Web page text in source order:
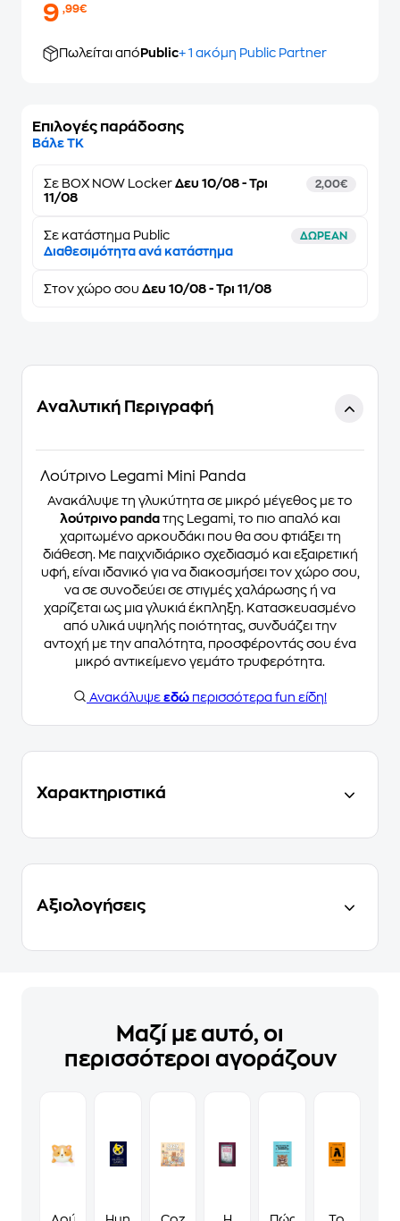
9,99€
Πωλείται από Public+ 1 ακόμη Public Partner
Επιλογές παράδοσης
Βάλε ΤΚ
Σε BOX NOW Locker Δευ 10/08 - Τρι
11/08
2,00€
Σε κατάστημα Public ΔΩΡΕΑΝ
Διαθεσιμότητα ανά κατάστημα
Στον χώρο σου Δευ 10/08 - Τρι 11/08
Αναλυτική Περιγραφή
Λούτρινο Legami Mini Panda
Ανακάλυψε τη γλυκύτητα σε μικρό μέγεθος με το
λούτρινο panda της Legami, το πιο απαλό και
χαριτωμένο αρκουδάκι που θα σου φτιάξει τη
διάθεση. Με παιχνιδιάρικο σχεδιασμό και εξαιρετική
υφή, είναι ιδανικό για να διακοσμήσει τον χώρο σου,
να σε συνοδεύει σε στιγμές χαλάρωσης ή να
χαρίζεται ως μια γλυκιά έκπληξη. Κατασκευασμένο
από υλικά υψηλής ποιότητας, συνδυάζει την
αντοχή με την απαλότητα, προσφέροντάς σου ένα
μικρό αντικείμενο γεμάτο τρυφερότητα.
Ανακάλυψε εδώ περισσότερα fun είδη!
Χαρακτηριστικά
Αξιολογήσεις
Μαζί με αυτό, οι
περισσότεροι αγοράζουν